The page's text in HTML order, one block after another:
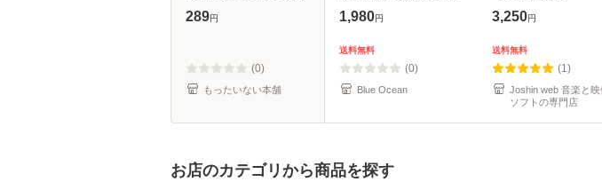
【メール便送料無料】
289円
(0)
もったいない本舗
1,980円
送料無料
(0)
Blue Ocean
3,250円
送料無料
(1)
Joshin web 音楽と映
ソフトの専門店
お店のカテゴリから商品を探す